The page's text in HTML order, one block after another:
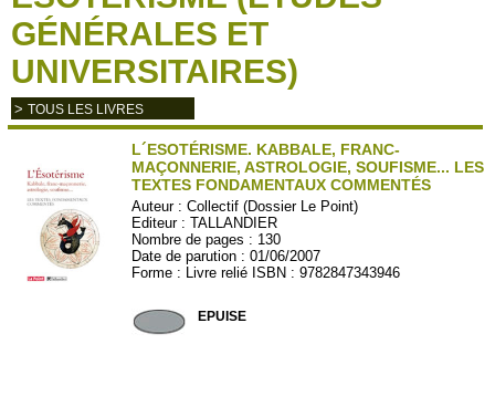
GÉNÉRALES ET
UNIVERSITAIRES)
> TOUS LES LIVRES
L´ESOTÉRISME. KABBALE, FRANC-
MAÇONNERIE, ASTROLOGIE, SOUFISME... LES
TEXTES FONDAMENTAUX COMMENTÉS
Auteur :Collectif (Dossier Le Point)
Editeur :TALLANDIER
Nombre de pages : 130
Date de parution : 01/06/2007
Forme : Livre relié ISBN : 9782847343946
EPUISE